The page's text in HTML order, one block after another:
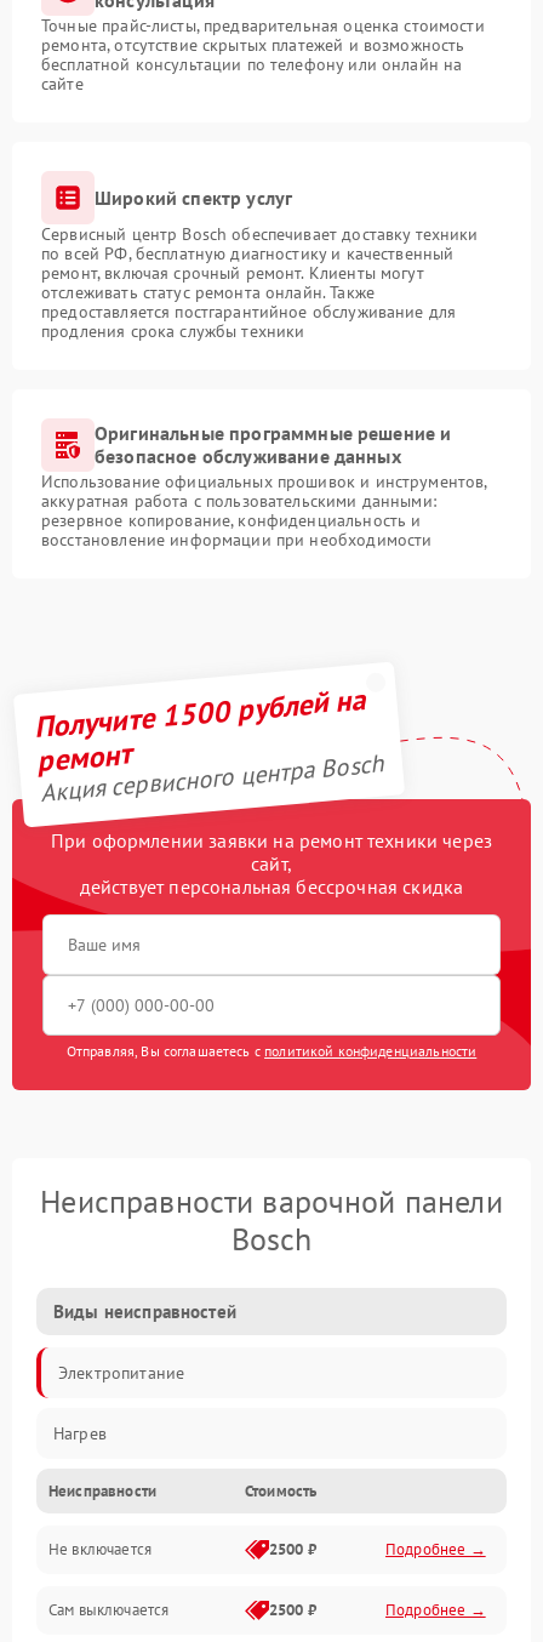
Точные прайс-листы, предварительная оценка стоимости
ремонта, отсутствие скрытых платежей и возможность
бесплатной консультации по телефону или онлайн на
сайте
Широкий спектр услуг
Сервисный центр Bosch обеспечивает доставку техники
по всей РФ, бесплатную диагностику и качественный
ремонт, включая срочный ремонт. Клиенты могут
отслеживать статус ремонта онлайн. Также
предоставляется постгарантийное обслуживание для
продления срока службы техники
Оригинальные программные решение и
безопасное обслуживание данных
Использование официальных прошивок и инструментов,
аккуратная работа с пользовательскими данными:
резервное копирование, конфиденциальность и
восстановление информации при необходимости
Получите 1500 рублей на
ремонт
Акция сервисного центра Bosch
При оформлении заявки на ремонт техники через
сайт,
действует персональная бессрочная скидка
Отправляя, Вы соглашаетесь с политикой конфиденциальности
Неисправности варочной панели
Bosch
Виды неисправностей
Электропитание
Нагрев
Неисправности Стоимость
Не включается 2500 ₽ Подробнее →
Сам выключается 2500 ₽ Подробнее →